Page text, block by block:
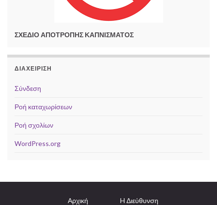
ΣΧΕΔΙΟ ΑΠΟΤΡΟΠΗΣ ΚΑΠΝΙΣΜΑΤΟΣ
ΔΙΑΧΕΊΡΙΣΗ
Σύνδεση
Ροή καταχωρίσεων
Ροή σχολίων
WordPress.org
Αρχική H Διεύθυνση